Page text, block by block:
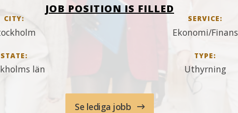
JOB POSITION IS FILLED
CITY: SERVICE:
Ekonomi/Finans
STATE:
län
TYPE:
Uthyrning
Se lediga jobb